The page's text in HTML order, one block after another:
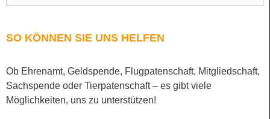
SO KÖNNEN SIE UNS HELFEN
Ob Ehrenamt, Geldspende, Flugpatenschaft, Mitgliedschaft,
Sachspende oder Tierpatenschaft – es gibt viele
Möglichkeiten, uns zu unterstützen!